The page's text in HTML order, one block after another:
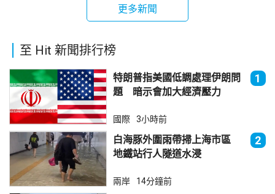
更多新聞
至 Hit 新聞排行榜
特朗普指美國低調處理伊朗問
題 暗示會加大經濟壓力
1
國際 3小時前
白海豚外圍雨帶掃上海市區
地鐵站行人隧道水浸
2
兩岸 14分鐘前